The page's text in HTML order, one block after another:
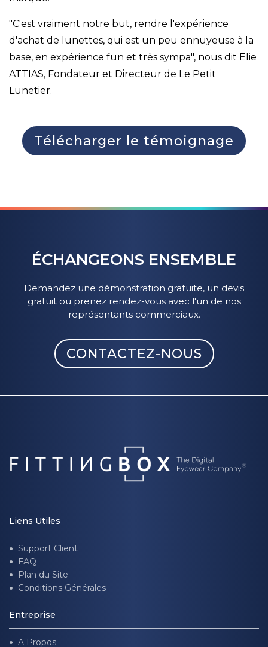
"C'est vraiment notre but, rendre l'expérience
d'achat de lunettes, qui est un peu ennuyeuse à la
base, en expérience fun et très sympa", nous dit Elie
ATTIAS, Fondateur et Directeur de Le Petit
Lunetier.
Télécharger le témoignage
ÉCHANGEONS ENSEMBLE
Demandez une démonstration gratuite, un devis
gratuit ou prenez rendez-vous avec l'un de nos
représentants commerciaux.
CONTACTEZ-NOUS
Liens Utiles
Support Client
FAQ
Plan du Site
Conditions Générales
Entreprise
A Propos